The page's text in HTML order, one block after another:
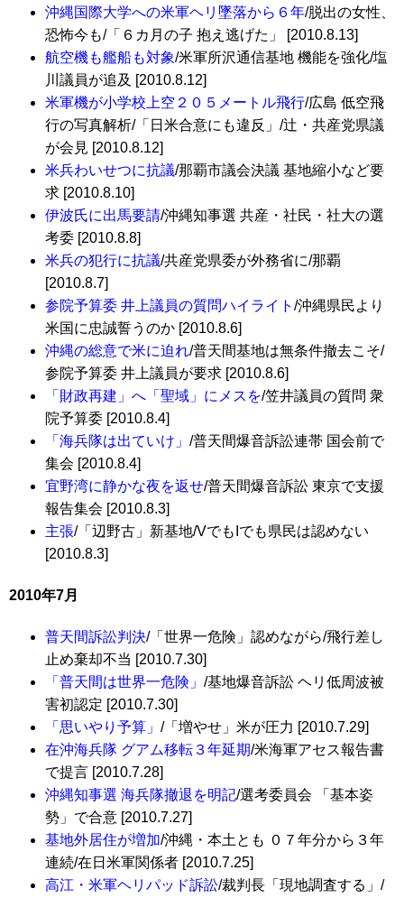
沖縄国際大学への米軍ヘリ墜落から６年/脱出の女性、
恐怖今も/「６カ月の子 抱え逃げた」 [2010.8.13]
航空機も艦船も対象/米軍所沢通信基地 機能を強化/塩
川議員が追及 [2010.8.12]
米軍機が小学校上空２０５メートル飛行/広島 低空飛
行の写真解析/「日米合意にも違反」/辻・共産党県議
が会見 [2010.8.12]
米兵わいせつに抗議/那覇市議会決議 基地縮小など要
求 [2010.8.10]
伊波氏に出馬要請/沖縄知事選 共産・社民・社大の選
考委 [2010.8.8]
米兵の犯行に抗議/共産党県委が外務省に/那覇
[2010.8.7]
参院予算委 井上議員の質問ハイライト /沖縄県民より
米国に忠誠誓うのか [2010.8.6]
沖縄の総意で米に迫れ/普天間基地は無条件撤去こそ/
参院予算委 井上議員が要求 [2010.8.6]
「財政再建」へ「聖域」にメスを/笠井議員の質問 衆
院予算委 [2010.8.4]
「海兵隊は出ていけ」 /普天間爆音訴訟連帯 国会前で
集会 [2010.8.4]
宜野湾に静かな夜を返せ/普天間爆音訴訟 東京で支援
報告集会 [2010.8.3]
主張/「辺野古」新基地/VでもIでも県民は認めない
[2010.8.3]
2010年7月
普天間訴訟判決/「世界一危険」認めながら/飛行差し
止め棄却不当 [2010.7.30]
「普天間は世界一危険」 /基地爆音訴訟 ヘリ低周波被
害初認定 [2010.7.30]
「思いやり予算」 /「増やせ」米が圧力 [2010.7.29]
在沖海兵隊 グアム移転３年延期/米海軍アセス報告書
で提言 [2010.7.28]
沖縄知事選 海兵隊撤退を明記/選考委員会 「基本姿
勢」で合意 [2010.7.27]
基地外居住が増加/沖縄・本土とも ０７年分から３年
連続/在日米軍関係者 [2010.7.25]
高江・米軍ヘリパッド訴訟/裁判長「現地調査する」/